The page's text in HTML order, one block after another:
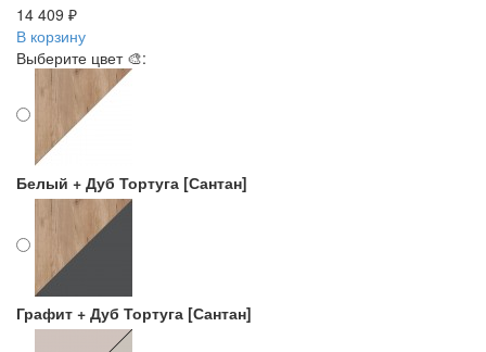
14 409 ₽
В корзину
Выберите цвет 🎨:
Белый + Дуб Тортуга [Сантан]
Графит + Дуб Тортуга [Сантан]